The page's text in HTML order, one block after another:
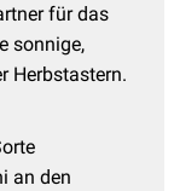
für das
sonnige,
Herbstastern.
an den